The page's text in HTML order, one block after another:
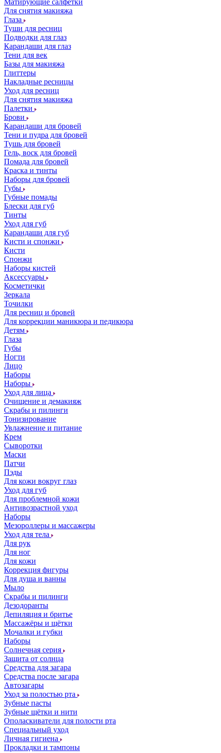
Матирующие салфетки
Для снятия макияжа
Глаза
Туши для ресниц
Подводки для глаз
Карандаши для глаз
Тени для век
Базы для макияжа
Глиттеры
Накладные ресницы
Уход для ресниц
Для снятия макияжа
Палетки
Брови
Карандаши для бровей
Тени и пудра для бровей
Тушь для бровей
Гель, воск для бровей
Помада для бровей
Краска и тинты
Наборы для бровей
Губы
Губные помады
Блески для губ
Тинты
Уход для губ
Карандаши для губ
Кисти и спонжи
Кисти
Спонжи
Наборы кистей
Аксессуары
Косметички
Зеркала
Точилки
Для ресниц и бровей
Для коррекции маникюра и педикюра
Детям
Глаза
Губы
Ногти
Лицо
Наборы
Наборы
Уход для лица
Очищение и демакияж
Скрабы и пилинги
Тонизирование
Увлажнение и питание
Крем
Сыворотки
Маски
Патчи
Пэды
Для кожи вокруг глаз
Уход для губ
Для проблемной кожи
Антивозрастной уход
Наборы
Мезороллеры и массажеры
Уход для тела
Для рук
Для ног
Для кожи
Коррекция фигуры
Для душа и ванны
Мыло
Скрабы и пилинги
Дезодоранты
Депиляция и бритье
Массажёры и щётки
Мочалки и губки
Наборы
Солнечная серия
Защита от солнца
Средства для загара
Средства после загара
Автозагары
Уход за полостью рта
Зубные пасты
Зубные щётки и нити
Ополаскиватели для полости рта
Специальный уход
Личная гигиена
Прокладки и тампоны